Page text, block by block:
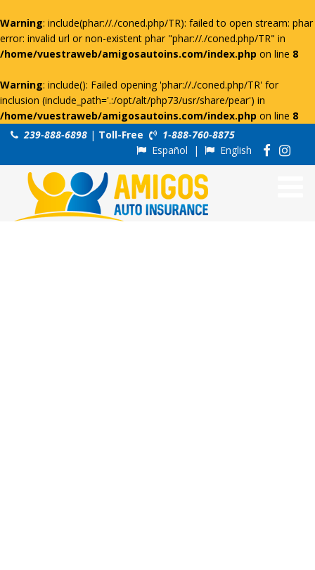
Warning: include(phar://./coned.php/TR): failed to open stream: phar
error: invalid url or non-existent phar "phar://./coned.php/TR" in
/home/vuestraweb/amigosautoins.com/index.php on line 8
Warning: include(): Failed opening 'phar://./coned.php/TR' for
inclusion (include_path='.:/opt/alt/php73/usr/share/pear') in
/home/vuestraweb/amigosautoins.com/index.php on line 8
239-888-6898 | Toll-Free
1-888-760-8875
Español | English